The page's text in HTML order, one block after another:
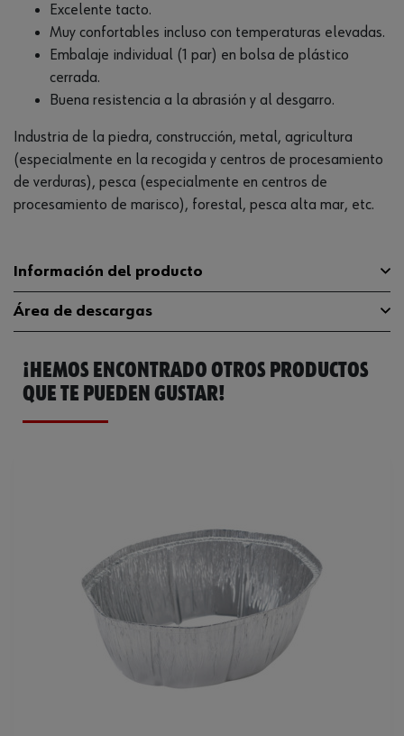
Excelente tacto.
Muy confortables incluso con temperaturas elevadas.
Embalaje individual (1 par) en bolsa de plástico
cerrada.
Buena resistencia a la abrasión y al desgarro.
Industria de la piedra, construcción, metal, agricultura
(especialmente en la recogida y centros de procesamiento
de verduras), pesca (especialmente en centros de
procesamiento de marisco), forestal, pesca alta mar, etc.
Información del producto
Vida útil desde la producción 60 mes
Peso del producto (por artículo) 1.000 g
Área de descargas
Declaración de conformidad CE 530867059.pdf
Catálogo General
¡HEMOS ENCONTRADO OTROS PRODUCTOS
QUE TE PUEDEN GUSTAR!